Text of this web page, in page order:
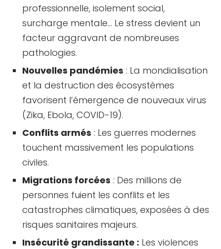
professionnelle, isolement social,
surcharge mentale… Le stress devient un
facteur aggravant de nombreuses
pathologies.
Nouvelles pandémies : La mondialisation
et la destruction des écosystèmes
favorisent l’émergence de nouveaux virus
(Zika, Ebola, COVID-19).
Conflits armés : Les guerres modernes
touchent massivement les populations
civiles.
Migrations forcées : Des millions de
personnes fuient les conflits et les
catastrophes climatiques, exposées à des
risques sanitaires majeurs.
Insécurité grandissante : Les violences